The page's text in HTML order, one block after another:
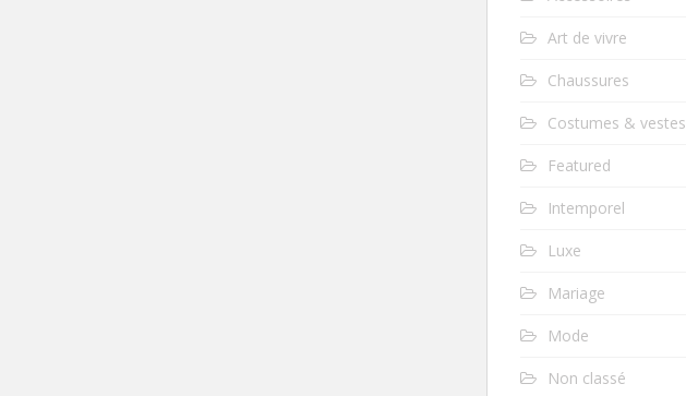
Art de vivre
Chaussures
Costumes & vestes
Featured
Intemporel
Luxe
Mariage
Mode
Non classé